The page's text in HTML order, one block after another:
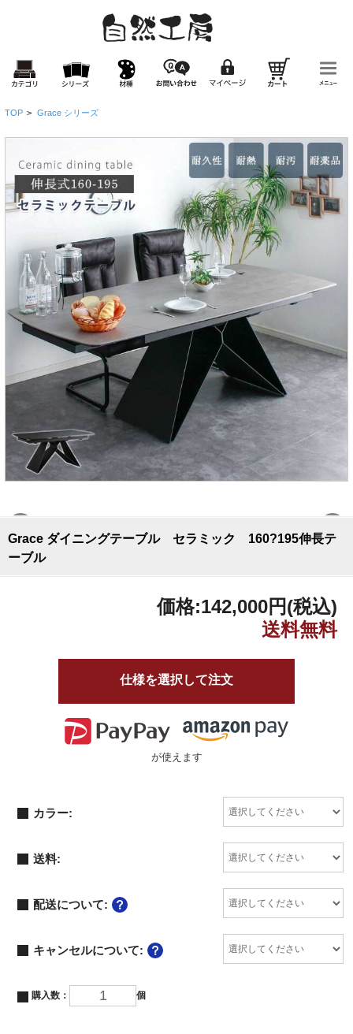
TOP > Grace シリーズ
Grace ダイニングテーブル セラミック 160?195伸長テ
ーブル
価格:142,000円(税込)
仕様を選択して注文
が使えます
カラー:
送料:
配送について:
キャンセルについて:
購入数： 個